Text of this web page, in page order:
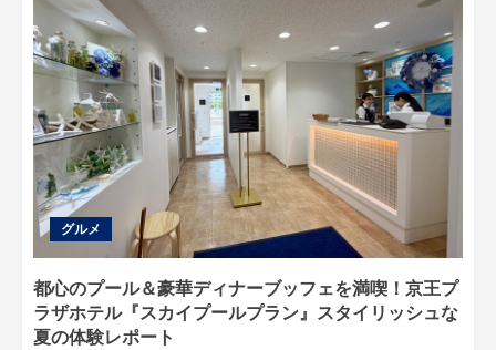
グルメ
都心のプール＆豪華ディナーブッフェを満喫！京王プ
ラザホテル『スカイプールプラン』スタイリッシュな
夏の体験レポート